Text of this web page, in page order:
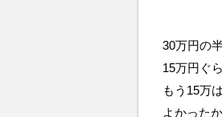
30万円の
15万円ぐ
もう15万
よかった